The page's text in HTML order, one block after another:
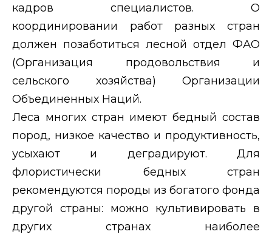
кадров специалистов. О
координировании работ разных стран
должен позаботиться лесной отдел ФАО
(Организация продовольствия и
сельского хозяйства) Организации
Объединенных Наций.
Леса многих стран имеют бедный состав
пород, низкое качество и продуктивность,
усыхают и деградируют. Для
флористически бедных стран
рекомендуются породы из богатого фонда
другой страны: можно культивировать в
других странах наиболее